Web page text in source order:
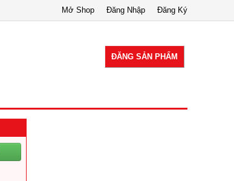
Đăng Ký
Đăng Nhập
Mở Shop
ĐĂNG SẢN PHẨM